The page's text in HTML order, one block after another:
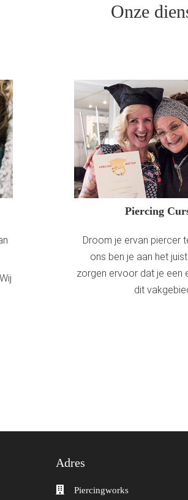
Onze
Piercing
Droom je ervan piercer
ons ben je aan het
zorgen ervoor dat je een
dit
Adres
Piercingworks